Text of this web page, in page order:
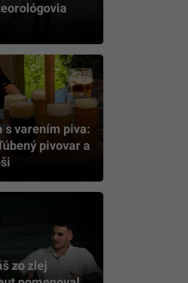
s varením piva:
pivovar a
zo zlej